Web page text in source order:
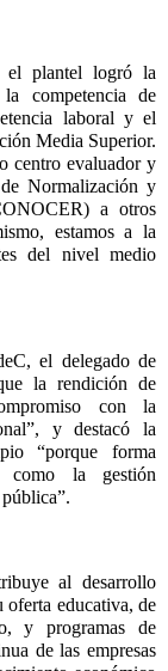
el plantel logró la
competencia de
laboral y el
Media Superior.
centro evaluador y
Normalización y
a otros
estamos a la
del nivel medio
el delegado de
la rendición de
con la
y destacó la
“porque forma
como la gestión
al desarrollo
educativa, de
y programas de
de las empresas